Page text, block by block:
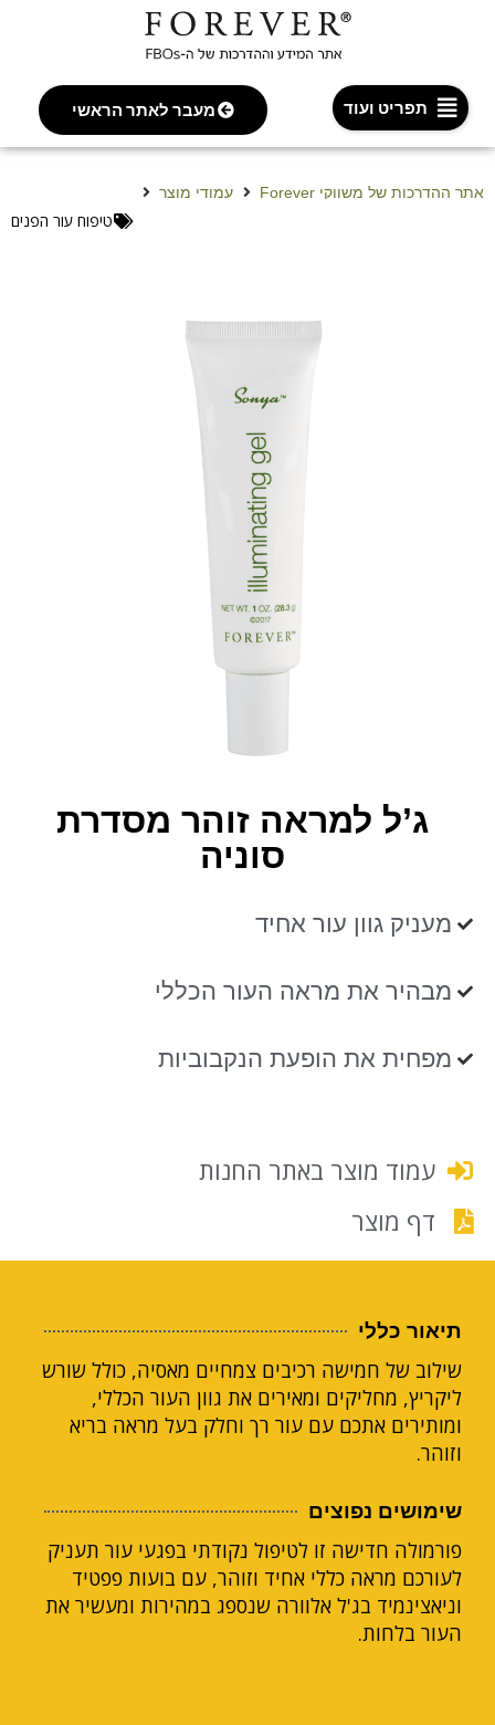
תפריט ועוד מעבר לאתר הראשי
אתר ההדרכות של משווקי Forever
עמודי מוצר
טיפוח עור הפנים
ג’ל למראה זוהר מסדרת
סוניה
מעניק גוון עור אחיד
מבהיר את מראה העור הכללי
מפחית את הופעת הנקבוביות
עמוד מוצר באתר החנות
דף מוצר
תיאור כללי
שילוב של חמישה רכיבים צמחיים מאסיה, כולל שורש
ליקריץ, מחליקים ומאירים את גוון העור הכללי,
ומותירים אתכם עם עור רך וחלק בעל מראה בריא
וזוהר.
שימושים נפוצים
פורמולה חדישה זו לטיפול נקודתי בפגעי עור תעניק
לעורכם מראה כללי אחיד וזוהר, עם בועות פפטיד
וניאצינמיד בג'ל אלוורה שנספג במהירות ומעשיר את
העור בלחות.